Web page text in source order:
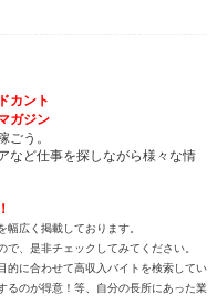
カント
ガジン
う。
など仕事を探しながら様々な情
広く掲載しております。
、是非チェックしてみてください。
的に合わせて高収入バイトを検索してい
るのが得意！等、自分の長所にあった業